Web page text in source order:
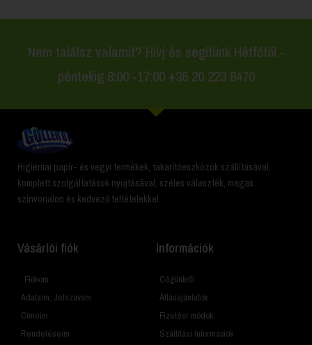
Nem találsz valamit? Hívj és segítünk Hétfőtől -
péntekig 8:00 -17:00 +36 20 223 8470
Higiéniai papír- és vegyi termékek, takarítóeszközök szállításával,
komplett szolgáltatások nyújtásával, széles választék, magas
színvonalon és kedvező feltételekkel.
Vásárlói fiók
Fiókom
Adataim, Jelszavam
Címeim
Rendeléseim
Információk
Cégünkről
Állásajánlatok
Fizetési módok
Szállítási Információk